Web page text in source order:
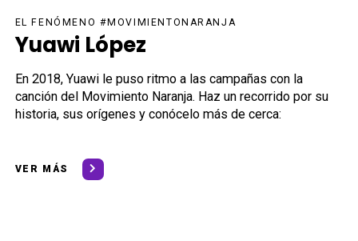
EL FENÓMENO #MOVIMIENTONARANJA
Yuawi López
En 2018, Yuawi le puso ritmo a las campañas con la
canción del Movimiento Naranja. Haz un recorrido por su
historia, sus orígenes y conócelo más de cerca:
VER MÁS